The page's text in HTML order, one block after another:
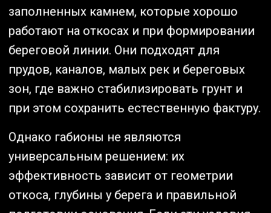
заполненных камнем, которые хорошо
работают на откосах и при формировании
береговой линии. Они подходят для
прудов, каналов, малых рек и береговых
зон, где важно стабилизировать грунт и
при этом сохранить естественную фактуру.
Однако габионы не являются
универсальным решением: их
эффективность зависит от геометрии
откоса, глубины у берега и правильной